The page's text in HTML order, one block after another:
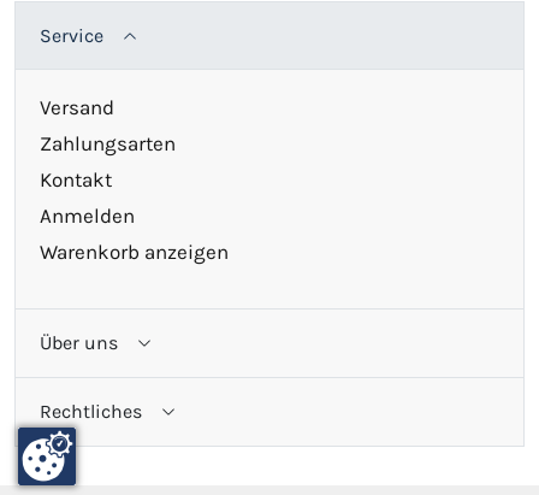
Service
Versand
Zahlungsarten
Kontakt
Anmelden
Warenkorb anzeigen
Über uns
Rechtliches